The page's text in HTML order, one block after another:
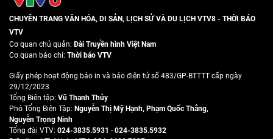
CHUYÊN TRANG VĂN HÓA, DI SẢN, LỊCH SỬ VÀ DU LỊCH VTV8 - THỜI BÁO
VTV
Cơ quan chủ quản:Đài Truyền hình Việt Nam
Cơ quan báo chí: Thời báo VTV
Giấy phép hoạt động báo in và báo điện tử số 483/GP-BTTTT cấp ngày
29/12/2023
Tổng Biên tập: Vũ Thanh Thủy
Phó Tổng Biên Tập: Nguyễn Thị Mỹ Hạnh, Phạm Quốc Thắng,
Nguyễn Trọng Ninh
Tổng đài VTV: 024-3835.5931 - 024-3835.5932